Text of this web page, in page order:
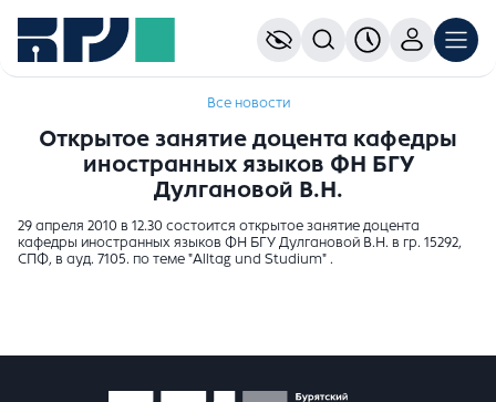
Все новости
Открытое занятие доцента кафедры
иностранных языков ФН БГУ
Дулгановой В.Н.
29 апреля 2010 в 12.30 состоится открытое занятие доцента
кафедры иностранных языков ФН БГУ Дулгановой В.Н. в гр. 15292,
СПФ, в ауд. 7105. по теме "Alltag und Studium" .